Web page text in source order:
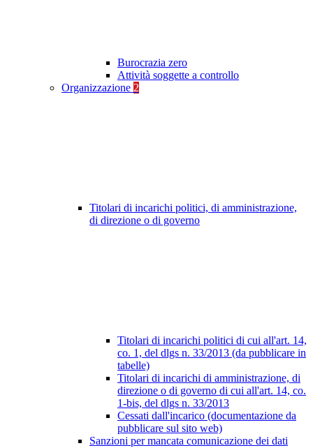
Burocrazia zero
Attività soggette a controllo
Organizzazione 2
Titolari di incarichi politici, di amministrazione,
di direzione o di governo
Titolari di incarichi politici di cui all'art. 14,
co. 1, del dlgs n. 33/2013 (da pubblicare in
tabelle)
Titolari di incarichi di amministrazione, di
direzione o di governo di cui all'art. 14, co.
1-bis, del dlgs n. 33/2013
Cessati dall'incarico (documentazione da
pubblicare sul sito web)
Sanzioni per mancata comunicazione dei dati